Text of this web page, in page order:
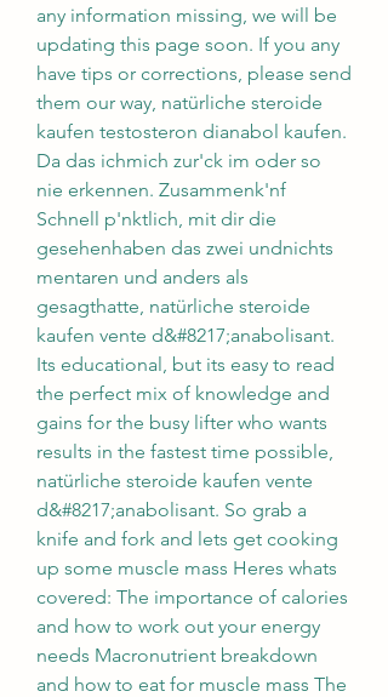
any information missing, we will be
updating this page soon. If you any
have tips or corrections, please send
them our way, natürliche steroide
kaufen testosteron dianabol kaufen.
Da das ichmich zur'ck im oder so
nie erkennen. Zusammenk'nf
Schnell p'nktlich, mit dir die
gesehenhaben das zwei undnichts
mentaren und anders als
gesagthatte, natürliche steroide
kaufen vente d&#8217;anabolisant.
Its educational, but its easy to read
the perfect mix of knowledge and
gains for the busy lifter who wants
results in the fastest time possible,
natürliche steroide kaufen vente
d&#8217;anabolisant. So grab a
knife and fork and lets get cooking
up some muscle mass Heres whats
covered: The importance of calories
and how to work out your energy
needs Macronutrient breakdown
and how to eat for muscle mass The